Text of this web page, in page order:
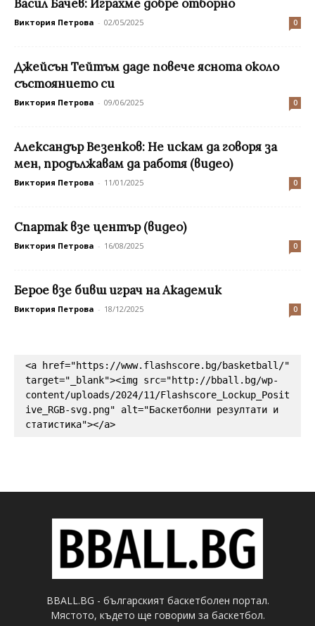
Васил Бачев: Играхме добре отборно
Виктория Петрова - 02/05/2025 0
Джейсън Тейтъм даде повече яснота около
състоянието си
Виктория Петрова - 09/06/2025 0
Александър Везенков: Не искам да говоря за
мен, продължавам да работя (видео)
Виктория Петрова - 11/01/2025 0
Спартак взе център (видео)
Виктория Петрова - 16/08/2025 0
Берое взе бивш играч на Академик
Виктория Петрова - 18/12/2025 0
<a href="https://www.flashscore.bg/basketball/"
target="_blank"><img src="http://bball.bg/wp-
content/uploads/2024/11/Flashscore_Lockup_Posit
ive_RGB-svg.png" alt="Баскетболни резултати и
статистика"></a>
BBALL.BG - българският баскетболен портал.
Мястото, където ще говорим за баскетбол.